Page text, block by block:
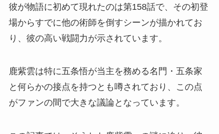
彼が物語に初めて現れたのは第158話で、その初登
場からすでに他の術師を倒すシーンが描かれてお
り、彼の高い戦闘力が示されています。
鹿紫雲は特に五条悟が当主を務める名門・五条家
と何らかの接点を持つとも噂されており、この点
がファンの間で大きな議論となっています。